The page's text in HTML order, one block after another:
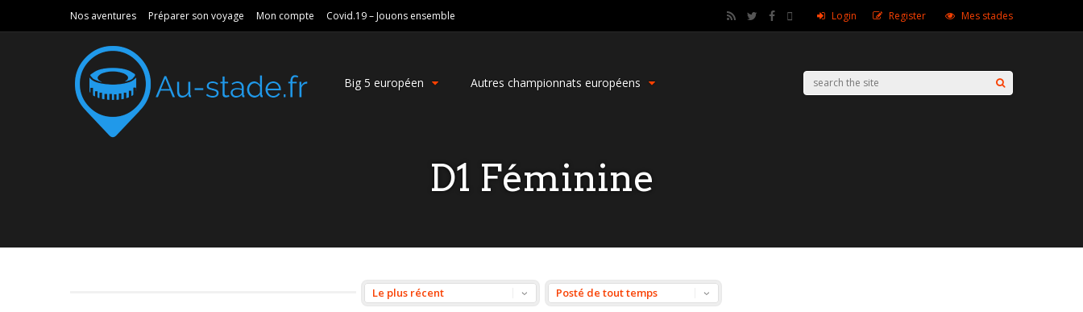
Nos aventures Préparer son voyage Mon compte Covid.19 – Jouons ensemble Login Register Mes stades
Big 5 européen Autres championnats européens
D1 Féminine